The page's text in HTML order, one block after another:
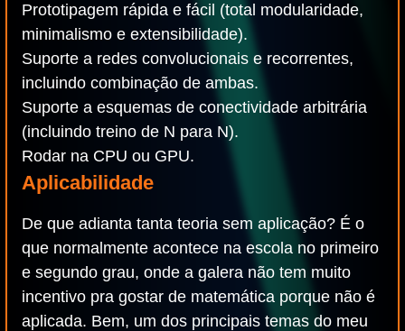
Prototipagem rápida e fácil (total modularidade,
minimalismo e extensibilidade).
Suporte a redes convolucionais e recorrentes,
incluindo combinação de ambas.
Suporte a esquemas de conectividade arbitrária
(incluindo treino de N para N).
Rodar na CPU ou GPU.
Aplicabilidade
De que adianta tanta teoria sem aplicação? É o
que normalmente acontece na escola no primeiro
e segundo grau, onde a galera não tem muito
incentivo pra gostar de matemática porque não é
aplicada. Bem, um dos principais temas do meu